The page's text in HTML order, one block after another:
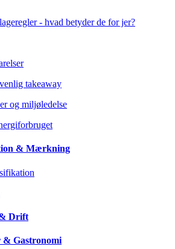
- hvad betyder de for jer?
takeaway
og miljøledelse
& Mærkning
Drift
& Gastronomi